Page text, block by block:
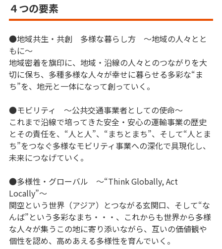
４つの要素
●地域共生・共創 多様な暮らし方 ～地域の人々とと
もに～
地域密着を旗印に、地域・沿線の人々とのつながりを大
切に保ち、多種多様な人々が幸せに暮らせる多彩な“ま
ち”を、地元と一体になって創っていく。
●モビリティ ～公共交通事業者としての使命～
これまで沿線で培ってきた安全・安心の運輸事業の歴史
とその責任を、“人と人”、“まちとまち”、そして“人とま
ち”をつなぐ多様なモビリティ事業への深化で具現化し、
未来につなげていく。
●多様性・グローバル ～“Think Globally, Act
Locally”～
関空という世界（アジア）とつながる玄関口、そして“な
んば”という多彩なまち・・・、これからも世界から多様
な人々が集うこの地に寄り添いながら、互いの価値観や
個性を認め、高めあえる多様性を育んでいく。